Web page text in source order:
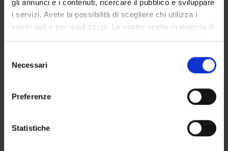
gli annunci e i contenuti, ricercare il pubblico e sviluppare
i servizi. Avete la possibilità di scegliere chi utilizza i
vostri dati e per quali scopi. Le vostre scelte in materia di
modificare o revocare il proprio consenso in qualsiasi
momento dalla Dichiarazione sui cookie o facendo clic
raccogliere informazioni sulla tua posizione
geografica, con un'approssimazione di qualche
Necessari
Preferenze
Statistiche
,MED/13
,MED/15
umana
BIO/14
,MED/46
Laboratori professionali
MED/46